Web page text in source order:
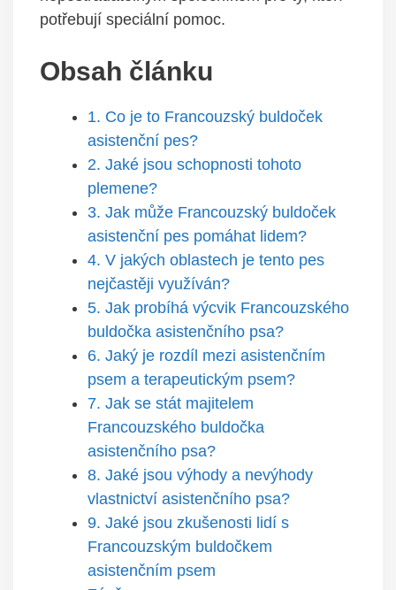
potřebují speciální pomoc.
Obsah článku
1. Co je to Francouzský buldoček
asistenční pes?
2. Jaké jsou schopnosti tohoto
plemene?
3. Jak může Francouzský buldoček
asistenční pes pomáhat lidem?
4. V jakých oblastech je tento pes
nejčastěji využíván?
5. Jak probíhá výcvik Francouzského
buldočka asistenčního psa?
6. Jaký je rozdíl mezi asistenčním
psem a terapeutickým psem?
7. Jak se stát majitelem
Francouzského buldočka
asistenčního psa?
8. Jaké jsou výhody a nevýhody
vlastnictví asistenčního psa?
9. Jaké jsou zkušenosti lidí s
Francouzským buldočkem
asistenčním psem